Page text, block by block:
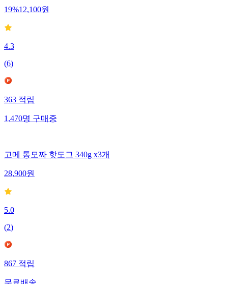
19%12,100원
4.3
(6)
363적립
1,470명구매중
고메 통모짜 핫도그 340g x3개
28,900원
5.0
(2)
867적립